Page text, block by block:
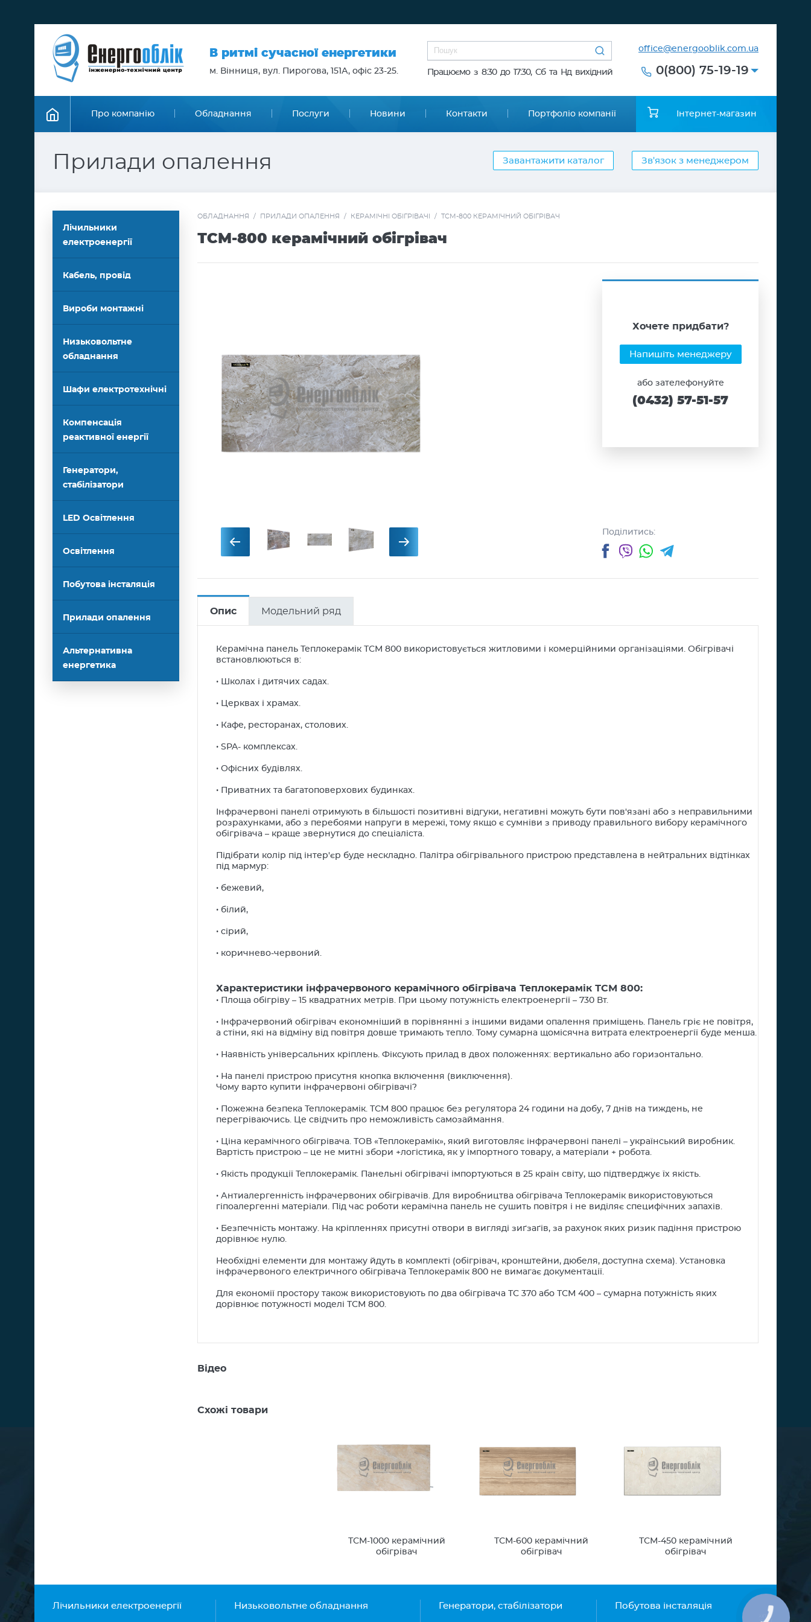
В ритмі сучасної енергетики
м. Вінниця, вул. Пирогова, 151А, офіс 23-25. Працюємо з 8:30 до 17:30, Сб та Нд вихідний
office@energooblik.com.ua
0(800) 75-19-19
Про компанію Обладнання Послуги Новини Контакти Портфоліо компанії Інтернет-магазин
Прилади опалення Завантажити каталог Зв'язок з менеджером
Лічильники
електроенергії
Кабель, провід
Вироби монтажні
Низьковольтне
обладнання
Шафи електротехнічні
Компенсація
реактивної енергії
Генератори,
стабілізатори
LED Освітлення
Освітлення
Побутова інсталяція
Прилади опалення
Альтернативна
енергетика
ОБЛАДНАННЯ / ПРИЛАДИ ОПАЛЕННЯ / КЕРАМІЧНІ ОБІГРІВАЧІ / ТСМ-800 КЕРАМІЧНИЙ ОБІГРІВАЧ
ТСМ-800 керамічний обігрівач
Хочете придбати?
Напишіть менеджеру
або зателефонуйте
(0432) 57-51-57
Поділитись:
Facebook
ViberWhatsApp
Telegram
Опис Модельний ряд
Керамічна панель Теплокерамік ТСМ 800 використовується житловими і комерційними організаціями. Обігрівачі
встановлюються в:
• Школах і дитячих садах.
• Церквах і храмах.
• Кафе, ресторанах, столових.
• SPA- комплексах.
• Офісних будівлях.
• Приватних та багатоповерхових будинках.
Інфрачервоні панелі отримують в більшості позитивні відгуки, негативні можуть бути пов'язані або з неправильними
розрахунками, або з перебоями напруги в мережі, тому якщо є сумніви з приводу правильного вибору керамічного
обігрівача – краще звернутися до спеціаліста.
Підібрати колір під інтер'єр буде нескладно. Палітра обігрівального пристрою представлена ​​в нейтральних відтінках
під мармур:
• бежевий,
• білий,
• сірий,
• коричнево-червоний.
Характеристики інфрачервоного керамічного обігрівача Теплокерамік ТСМ 800:
• Площа обігріву – 15 квадратних метрів. При цьому потужність електроенергії – 730 Вт.
• Інфрачервоний обігрівач економніший в порівнянні з іншими видами опалення приміщень. Панель гріє не повітря,
а стіни, які на відміну від повітря довше тримають тепло. Тому сумарна щомісячна витрата електроенергії буде менша.
• Наявність універсальних кріплень. Фіксують прилад в двох положеннях: вертикально або горизонтально.
• На панелі пристрою присутня кнопка включення (виключення).
Чому варто купити інфрачервоні обігрівачі?
• Пожежна безпека Теплокерамік. ТСМ 800 працює без регулятора 24 години на добу, 7 днів на тиждень, не
перегріваючись. Це свідчить про неможливість самозаймання.
• Ціна керамічного обігрівача. ТОВ «Теплокерамік», який виготовляє інфрачервоні панелі – український виробник.
Вартість пристрою – це не митні збори +логістика, як у імпортного товару, а матеріали + робота.
• Якість продукції Теплокерамік. Панельні обігрівачі імпортуються в 25 країн світу, що підтверджує їх якість.
• Антиалергенність інфрачервоних обігрівачів. Для виробництва обігрівача Теплокерамік використовуються
гіпоалергенні матеріали. Під час роботи керамічна панель не сушить повітря і не виділяє специфічних запахів.
• Безпечність монтажу. На кріпленнях присутні отвори в вигляді зиґзаґів, за рахунок яких ризик падіння пристрою
дорівнює нулю.
Необхідні елементи для монтажу йдуть в комплекті (обігрівач, кронштейни, дюбеля, доступна схема). Установка
інфрачервоного електричного обігрівача Теплокерамік 800 не вимагає документації.
Для економії простору також використовують по два обігрівача ТС 370 або ТСМ 400 – сумарна потужність яких
дорівнює потужності моделі ТСМ 800.
Відео
Схожі товари
ТСМ-1000 керамічний
обігрівач
ТСМ-600 керамічний
обігрівач
ТСМ-450 керамічний
обігрівач
Лічильники електроенергії Низьковольтне обладнання Генератори, стабілізатори Побутова інсталяція